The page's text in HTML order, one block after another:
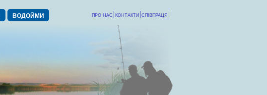
ВОДОЙМИ СПІВПРАЦЯ
КОНТАКТИ
ПРО НАС